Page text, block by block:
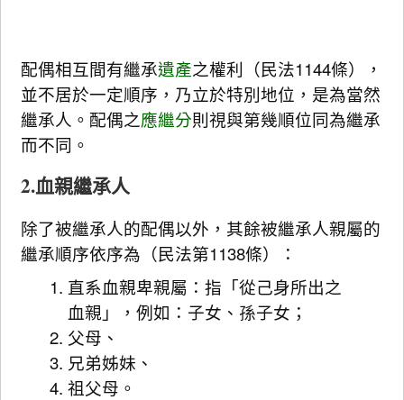
配偶相互間有繼承遺產之權利（民法1144條），
並不居於一定順序，乃立於特別地位，是為當然
繼承人。配偶之應繼分則視與第幾順位同為繼承
而不同。
2.血親繼承人
除了被繼承人的配偶以外，其餘被繼承人親屬的
繼承順序依序為（民法第1138條）：
直系血親卑親屬：指「從己身所出之
血親」，例如：子女、孫子女；
父母、
兄弟姊妹、
祖父母。